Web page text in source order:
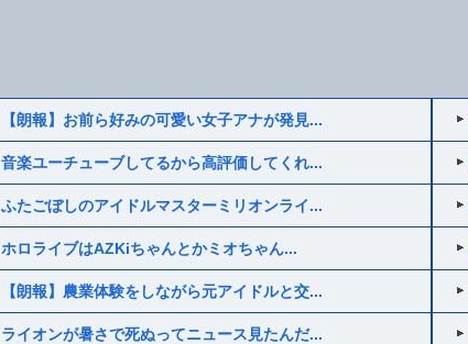
【朗報】お前ら好みの可愛い女子アナが発見...
音楽ユーチューブしてるから高評価してくれ...
ふたごぼしのアイドルマスターミリオンライ...
ホロライブはAZKiちゃんとかミオちゃん...
【朗報】農業体験をしながら元アイドルと交...
ライオンが暑さで死ぬってニュース見たんだ...